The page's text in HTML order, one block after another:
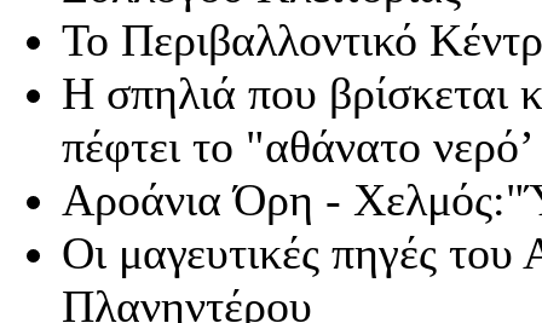
Το Περιβαλλοντικό
Η σπηλιά που
πέφτει το "αθάνατο νερό’
Αροάνια Όρη -
Οι μαγευτικές πηγές
Πλανηντέρου